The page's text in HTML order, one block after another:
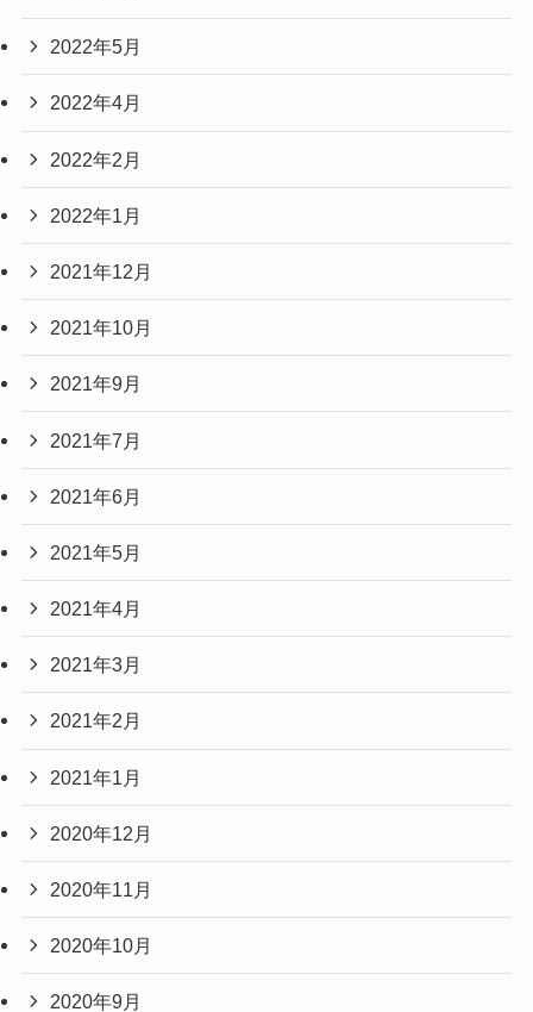
2022年5月
2022年4月
2022年2月
2022年1月
2021年12月
2021年10月
2021年9月
2021年7月
2021年6月
2021年5月
2021年4月
2021年3月
2021年2月
2021年1月
2020年12月
2020年11月
2020年10月
2020年9月